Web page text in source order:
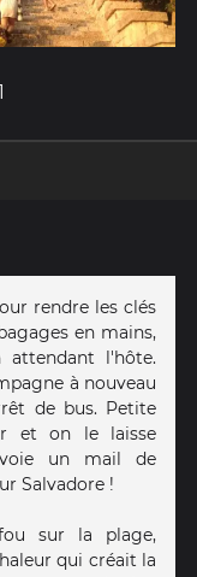
rendre les clés
en mains,
l'hôte.
à nouveau
de bus. Petite
et on le laisse
un mail de
Salvadore !
sur la plage,
qui créait la